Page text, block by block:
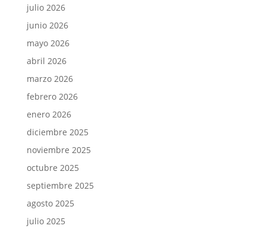
julio 2026
junio 2026
mayo 2026
abril 2026
marzo 2026
febrero 2026
enero 2026
diciembre 2025
noviembre 2025
octubre 2025
septiembre 2025
agosto 2025
julio 2025